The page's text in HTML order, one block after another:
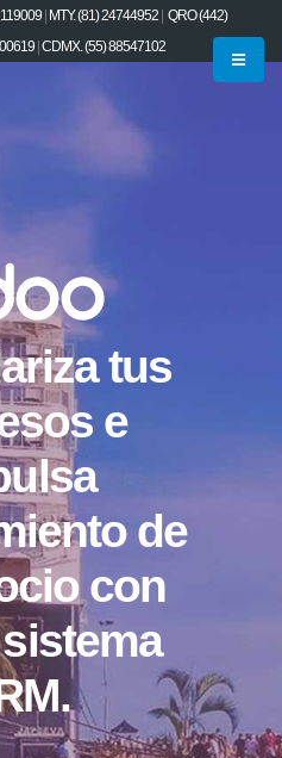
| MTY. (81) 24744952| QRO (442)
CDMX. (55) 88547102
tus
e
de
con